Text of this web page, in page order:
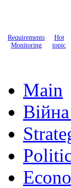
Requirements
Monitoring
Hot
topic
Main